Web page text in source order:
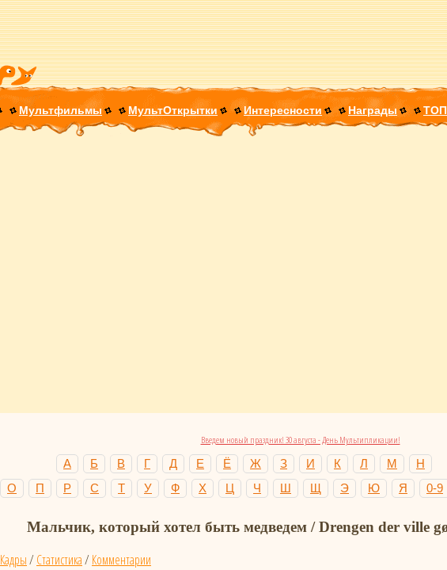
Мультфильмы МультОткрытки Интересности Награды ТОП
Введем новый праздник! 30 августа - День Мультипликации!
А Б В Г Д Е Ё Ж З И К Л М
Н
О
П Р С Т У Ф Х Ц Ч Ш Щ Э Ю Я 0-9
Мальчик, который хотел быть медведем / Drengen der ville
Кадры/ Статистика/ Комментарии